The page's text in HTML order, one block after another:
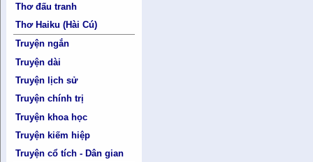
Thơ đấu tranh
Thơ Haiku (Hài Cú)
Truyện ngắn
Truyện dài
Truyện lịch sử
Truyện chính trị
Truyện khoa học
Truyện kiếm hiệp
Truyện cổ tích - Dân gian